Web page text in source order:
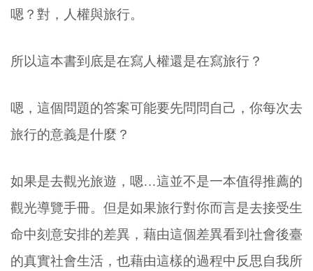
嗯？對，人權與旅行。
所以這本書到底是在寫人權還是在寫旅行？
嗯，這個問題的答案可能要先問問自己，你每次去
旅行的意義是什麼？
如果是去觀光旅遊，嗯…這並不是一本值得推薦的
觀光導覽手冊。但是如果旅行對你而言是去接受生
命中刻意安排的差異，藉由這個差異看到社會後臺
的真實社會生活，也藉由這樣的過程中反思自我所